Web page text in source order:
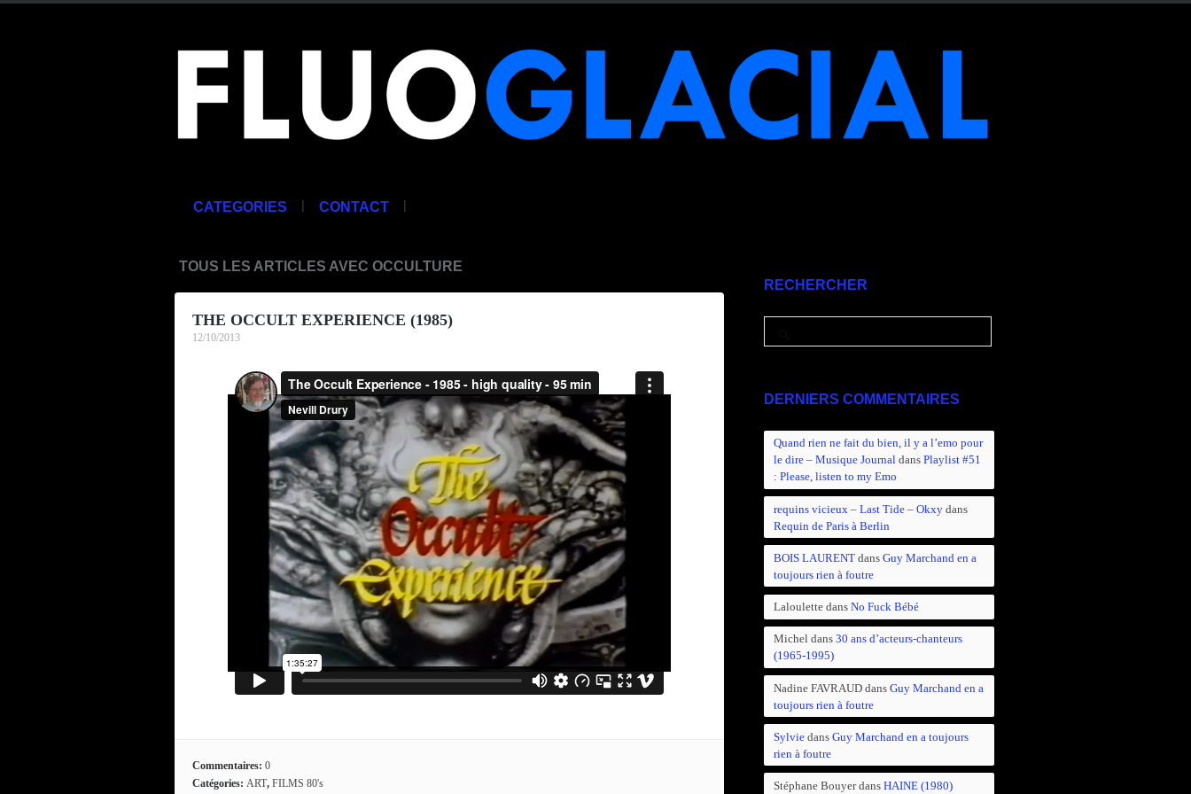
CATEGORIES | CONTACT |
TOUS LES ARTICLES AVEC OCCULTURE
THE OCCULT EXPERIENCE (1985)
12/10/2013
Commentaires: 0
Catégories: ART, FILMS 80's
RECHERCHER
DERNIERS COMMENTAIRES
Quand rien ne fait du bien, il y a l’emo pour
le dire – Musique Journaldans Playlist #51
: Please, listen to my Emo
requins vicieux – Last Tide – Okxydans
Requin de Paris à Berlin
BOIS LAURENTdans Guy Marchand en a
toujours rien à foutre
Laloulettedans No Fuck Bébé
Micheldans 30 ans d’acteurs-chanteurs
(1965-1995)
Nadine FAVRAUDdans Guy Marchand en a
toujours rien à foutre
Sylviedans Guy Marchand en a toujours
rien à foutre
Stéphane Bouyerdans HAINE (1980)